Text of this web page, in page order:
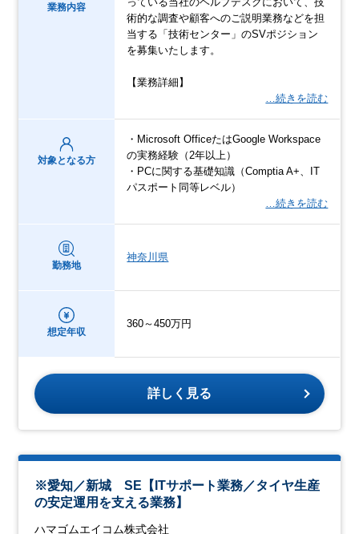
業務内容
術的な調査や顧客へのご説明業務などを担
当する「技術センター」のSVポジション
を募集いたします。
【業務詳細】
…続きを読む
対象となる方
・Microsoft OfficeたはGoogle Workspace
の実務経験（2年以上）
・PCに関する基礎知識（Comptia A+、IT
パスポート同等レベル）
…続きを読む
勤務地
神奈川県
想定年収
360～450万円
詳しく見る
※愛知／新城 SE【ITサポート業務／タイヤ生産
の安定運用を支える業務】
ハマゴムエイコム株式会社